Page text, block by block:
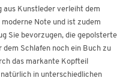
aus Kunstleder verleiht dem
Note und ist zudem
Sie bevorzugen, die gepolsterte
dem Schlafen noch ein Buch zu
das markante Kopfteil
natürlich in unterschiedlichen